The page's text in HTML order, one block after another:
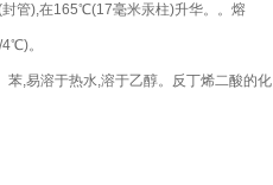
管),在165℃(17毫米汞柱)升华。。熔
。
苯,易溶于热水,溶于乙醇。反丁烯二酸的化